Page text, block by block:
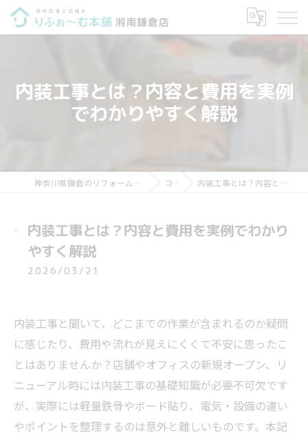
内装工事とは？内容と費用を実例
でわかりやすく解説
神奈川県鎌倉のリフォームならりふぉ～む本舗 湘南鎌倉店 コラム 内装工事とは？内容と費用を実例でわかりやすく解説
内装工事とは？内容と費用を実例でわかり
やすく解説
2026/03/21
内装工事と聞いて、どこまでの作業が含まれるのか疑問
に感じたり、費用や流れが見えにくくて不安に思ったこ
とはありませんか？店舗やオフィスの新規オープン、リ
ニューアル時には内装工事の基礎知識が必要不可欠です
が、実際には軽量鉄骨やボード貼り、電気・設備の違い
やポイントを整理するのは意外と難しいものです。本記